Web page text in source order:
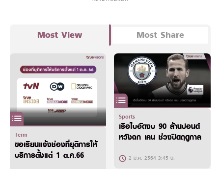
Most View Most Share
Term
ขอเรียนแจ้งช่องที่ยุติการให้
บริการตั้งแต่ 1 ต.ค.66
Sports
เรือใบอัดงบ 90 ล้านปอนด์
หวังฉก เคน ช่วงปิดฤดูกาล
2 ม.ค. 2564 3:45 น.